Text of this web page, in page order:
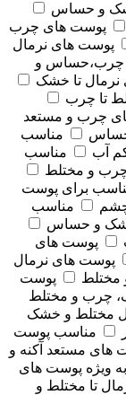
و حساس
پوست های چرب
پوست های نرمال
چرب،حساس و
نرمال تا خشک
تا چرب
چرب و مستعد
حساس
مناسب
آب
مناسب
و مختلط
برای پوست
چشم
مناسب
و حساس
پوست های
پوست های نرمال
مختلط
پوست
چرب و مختلط
مختلط و خشک
مناسب پوست
های مستعد آکنه و
به ویژه پوست های
تا مختلط و